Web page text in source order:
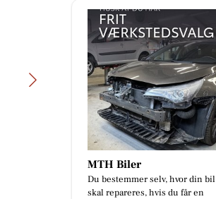
MTH Biler
Du bestemmer selv, hvor din bil
skal repareres, hvis du får en